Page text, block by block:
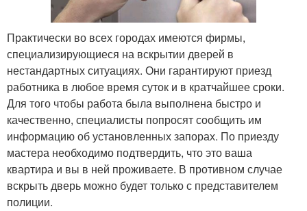
Практически во всех городах имеются фирмы,
специализирующиеся на вскрытии дверей в
нестандартных ситуациях. Они гарантируют приезд
работника в любое время суток и в кратчайшее сроки.
Для того чтобы работа была выполнена быстро и
качественно, специалисты попросят сообщить им
информацию об установленных запорах. По приезду
мастера необходимо подтвердить, что это ваша
квартира и вы в ней проживаете. В противном случае
вскрыть дверь можно будет только с представителем
полиции.